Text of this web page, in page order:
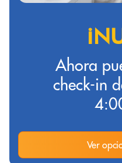
Ahora
check-in
Ver